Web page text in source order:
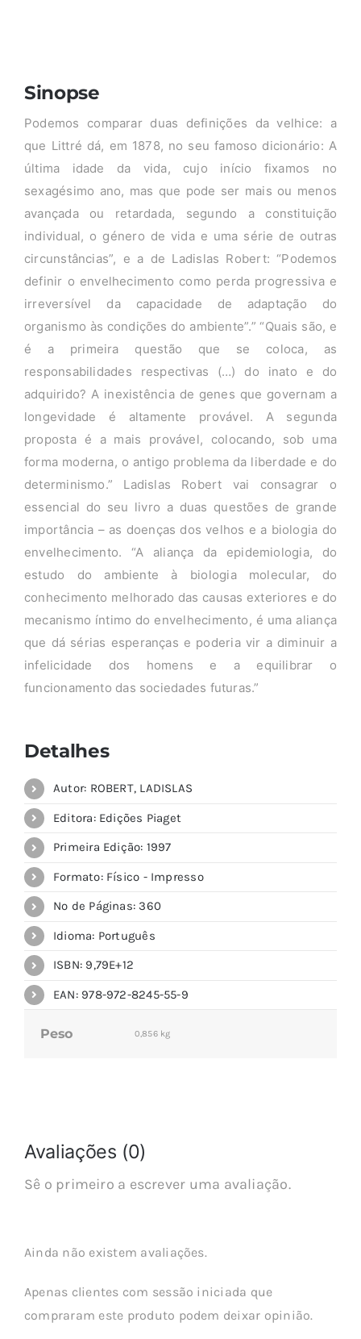
Sinopse
Podemos comparar duas definições da velhice: a
que Littré dá, em 1878, no seu famoso dicionário: A
última idade da vida, cujo início fixamos no
sexagésimo ano, mas que pode ser mais ou menos
avançada ou retardada, segundo a constituição
individual, o género de vida e uma série de outras
circunstâncias”, e a de Ladislas Robert: “Podemos
definir o envelhecimento como perda progressiva e
irreversível da capacidade de adaptação do
organismo às condições do ambiente”.” “Quais são, e
é a primeira questão que se coloca, as
responsabilidades respectivas (…) do inato e do
adquirido? A inexistência de genes que governam a
longevidade é altamente provável. A segunda
proposta é a mais provável, colocando, sob uma
forma moderna, o antigo problema da liberdade e do
determinismo.” Ladislas Robert vai consagrar o
essencial do seu livro a duas questões de grande
importância – as doenças dos velhos e a biologia do
envelhecimento. “A aliança da epidemiologia, do
estudo do ambiente à biologia molecular, do
conhecimento melhorado das causas exteriores e do
mecanismo íntimo do envelhecimento, é uma aliança
que dá sérias esperanças e poderia vir a diminuir a
infelicidade dos homens e a equilibrar o
funcionamento das sociedades futuras.”
Detalhes
Autor: ROBERT, LADISLAS
Editora: Edições Piaget
Primeira Edição: 1997
Formato: Físico - Impresso
Nº de Páginas: 360
Idioma: Português
ISBN: 9,79E+12
EAN: 978-972-8245-55-9
Peso 0,856 kg
Avaliações (0)
Sê o primeiro a escrever uma avaliação.
Ainda não existem avaliações.
Apenas clientes com sessão iniciada que
compraram este produto podem deixar opinião.